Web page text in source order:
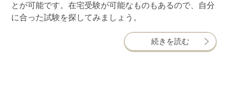
とが可能です。在宅受験が可能なものもあるので、自分
に合った試験を探してみましょう。
続きを読む